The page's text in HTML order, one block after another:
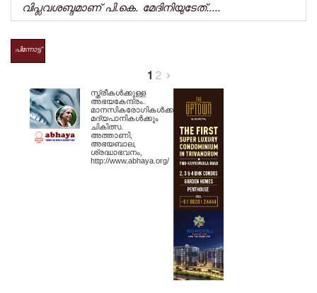
വിപ്ലവശബ്ദമാണ് പി.കെ. മേദിനിയുടേത്.....
പിന്നോട്ട്
1 2 ›
സ്ത്രീകള്‍ക്കുള്ള
അഭയകേന്ദ്രം.
മാനസികരോഗികള്‍ക്കും
മദ്യപാനികള്‍ക്കും
ചികിത്സ.
അത്താണി,
അഭയബാല,
ശ്രദ്ധാഭവനം,
http://www.abhaya.org/